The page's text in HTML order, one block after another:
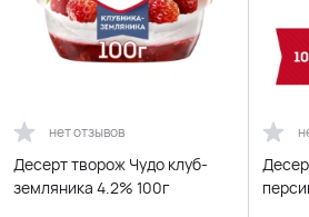
нет отзывов
Десерт творож Чудо клуб-
земляника 4.2% 100г